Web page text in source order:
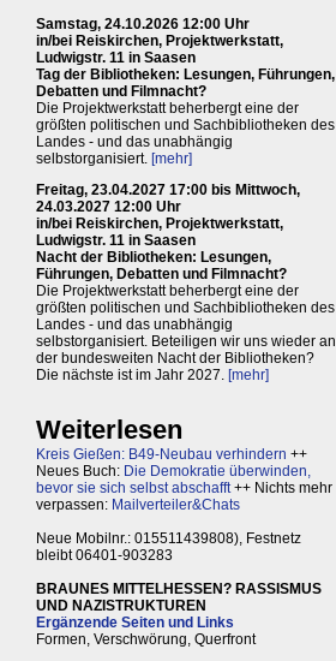
Samstag, 24.10.2026 12:00 Uhr
in/bei Reiskirchen, Projektwerkstatt,
Ludwigstr. 11 in Saasen
Tag der Bibliotheken: Lesungen, Führungen,
Debatten und Filmnacht?
Die Projektwerkstatt beherbergt eine der
größten politischen und Sachbibliotheken des
Landes - und das unabhängig
selbstorganisiert. [mehr]
Freitag, 23.04.2027 17:00 bis Mittwoch,
24.03.2027 12:00 Uhr
in/bei Reiskirchen, Projektwerkstatt,
Ludwigstr. 11 in Saasen
Nacht der Bibliotheken: Lesungen,
Führungen, Debatten und Filmnacht?
Die Projektwerkstatt beherbergt eine der
größten politischen und Sachbibliotheken des
Landes - und das unabhängig
selbstorganisiert. Beteiligen wir uns wieder an
der bundesweiten Nacht der Bibliotheken?
Die nächste ist im Jahr 2027. [mehr]
Weiterlesen
Kreis Gießen: B49-Neubau verhindern ++
Neues Buch: Die Demokratie überwinden,
bevor sie sich selbst abschafft++ Nichts mehr
verpassen: Mailverteiler&Chats
Neue Mobilnr.: 015511439808), Festnetz
bleibt 06401-903283
BRAUNES MITTELHESSEN? RASSISMUS
UND NAZISTRUKTUREN
Ergänzende Seiten und Links
Formen, Verschwörung, Querfront